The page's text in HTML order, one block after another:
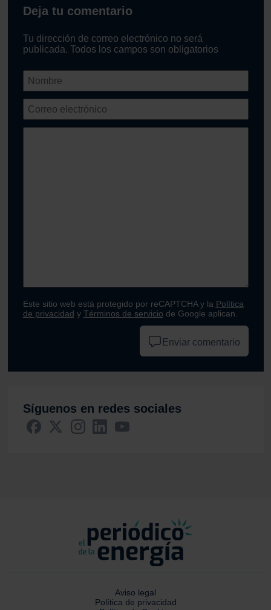
Deja tu comentario
Tu dirección de correo electrónico no será
publicada. Todos los campos son obligatorios
Este sitio web está protegido por reCAPTCHA y la Política
de privacidad y Términos de servicio de Google aplican.
Enviar comentario
Síguenos en redes sociales
Aviso legal
Política de privacidad